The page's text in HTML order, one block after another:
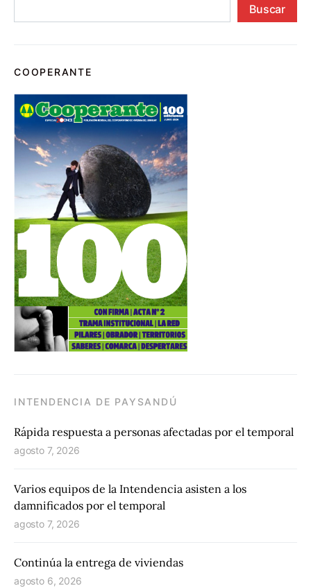
Buscar
COOPERANTE
INTENDENCIA DE PAYSANDÚ
Rápida respuesta a personas afectadas por el temporal
agosto 7, 2026
Varios equipos de la Intendencia asisten a los
damnificados por el temporal
agosto 7, 2026
Continúa la entrega de viviendas
agosto 6, 2026